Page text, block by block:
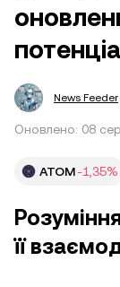
News Feeder
Оновлено: 08
ATOM-1,35%
її